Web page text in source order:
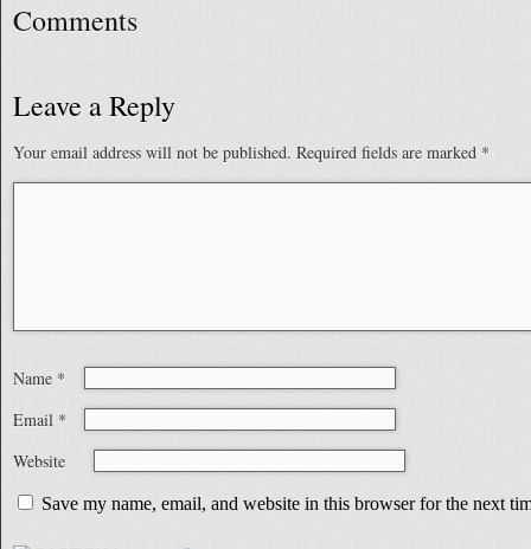
Comments
Leave a Reply
Your email address will not be published. Required fields are marked *
Name *
Email *
Website
Save my name, email, and website in this browser for the next